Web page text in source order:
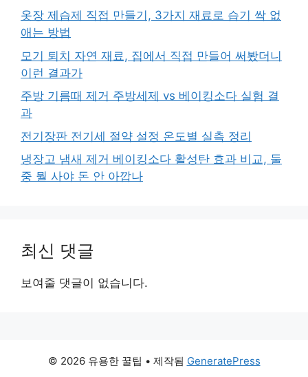
옷장 제습제 직접 만들기, 3가지 재료로 습기 싹 없
애는 방법
모기 퇴치 자연 재료, 집에서 직접 만들어 써봤더니
이런 결과가
주방 기름때 제거 주방세제 vs 베이킹소다 실험 결
과
전기장판 전기세 절약 설정 온도별 실측 정리
냉장고 냄새 제거 베이킹소다 활성탄 효과 비교, 둘
중 뭘 사야 돈 안 아깝나
최신 댓글
보여줄 댓글이 없습니다.
© 2026 유용한 꿀팁 • 제작됨 GeneratePress